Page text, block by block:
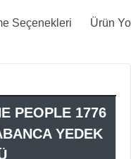
Seçenekleri Ürün
PEOPLE 1776
YEDEK